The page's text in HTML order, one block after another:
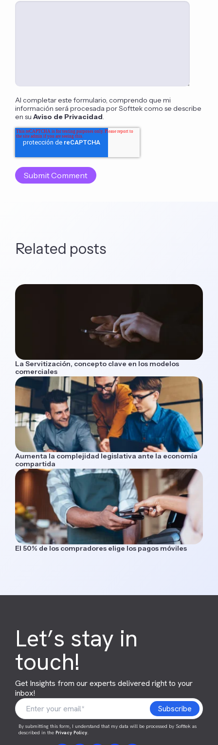
Al completar este formulario, comprendo que mi
información será procesada por Softtek como se describe
en suAviso de Privacidad.
Related posts
La Servitización, concepto clave en los modelos
comerciales
Aumenta la complejidad legislativa ante la economía
compartida
El 50% de los compradores elige los pagos móviles
Let’s stay in
touch!
Get Insights from our experts delivered right to your
inbox!
By submitting this form, I understand that my data will be processed by Softtek as
described in thePrivacy Policy.